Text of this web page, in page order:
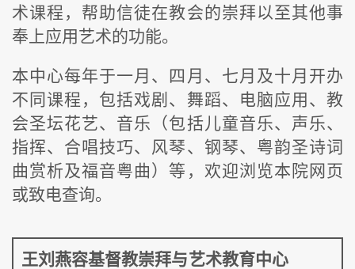
术课程，帮助信徒在教会的崇拜以至其他事
奉上应用艺术的功能。
本中心每年于一月、四月、七月及十月开办
不同课程，包括戏剧、舞蹈、电脑应用、教
会圣坛花艺、音乐（包括儿童音乐、声乐、
指挥、合唱技巧、风琴、钢琴、粤韵圣诗词
曲赏析及福音粤曲）等，欢迎浏览本院网页
或致电查询。
王刘燕容基督教崇拜与艺术教育中心